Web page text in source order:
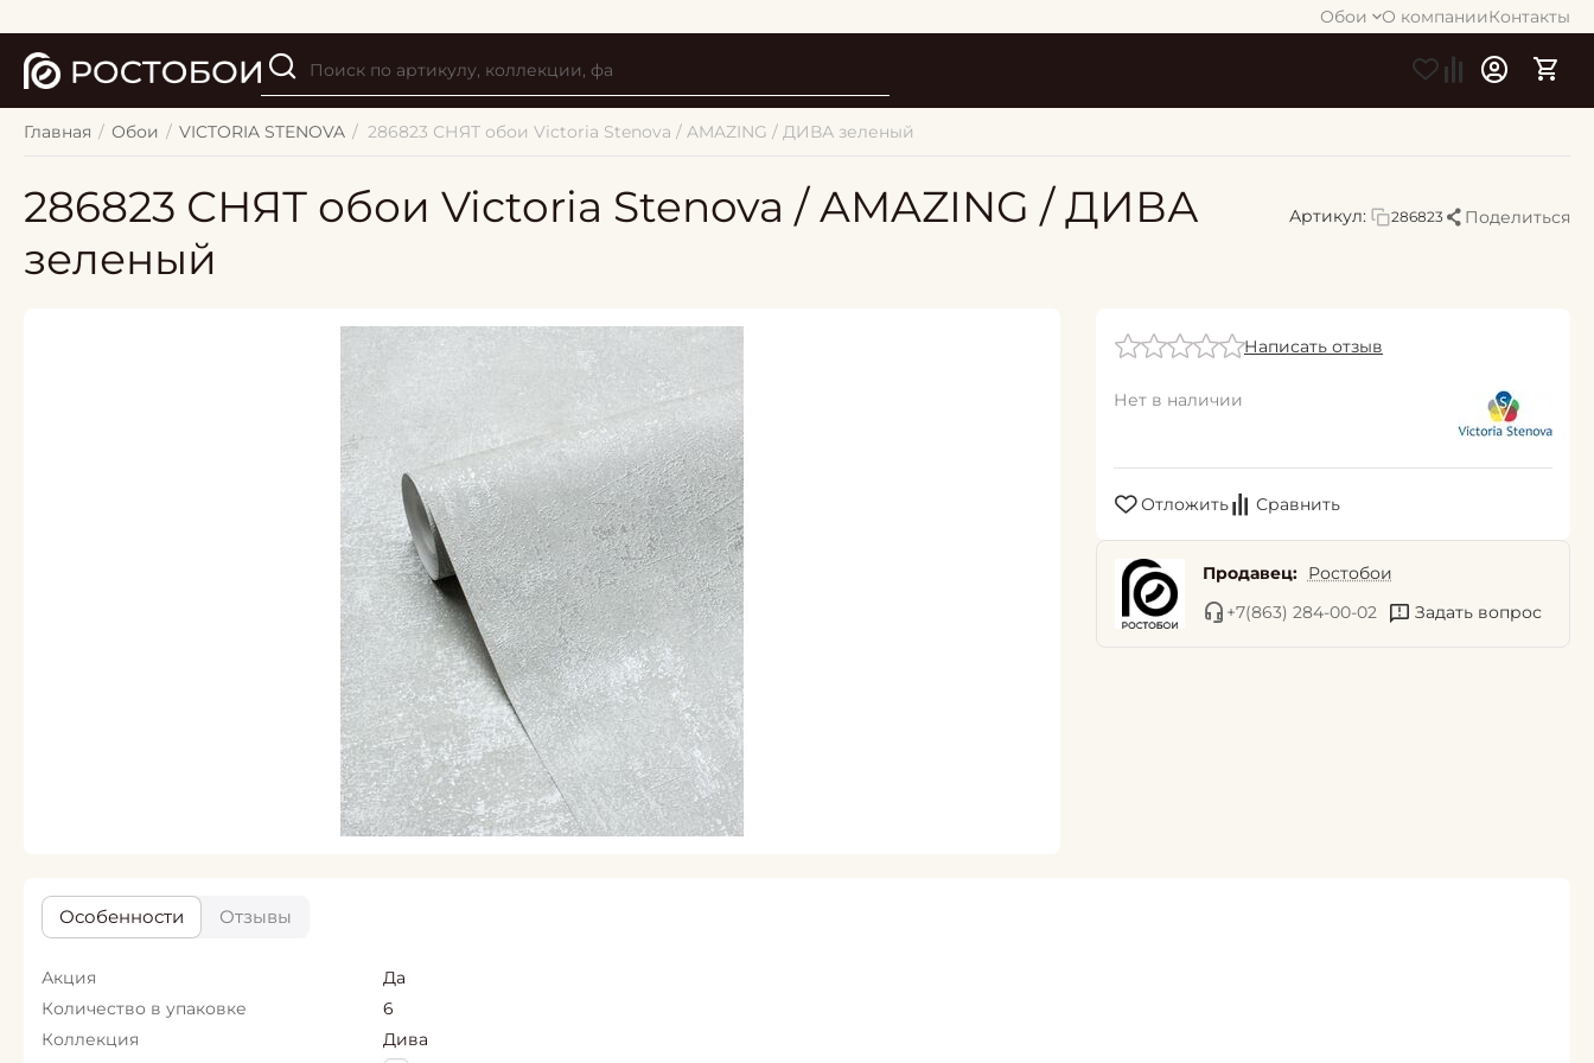
Обои О компанииКонтакты
Главная / Обои / VICTORIA STENOVA / 286823 СНЯТ обои Victoria Stenova / AMAZING / ДИВА зеленый
286823 СНЯТ обои Victoria Stenova / AMAZING / ДИВА
зеленый
Артикул: 286823 Поделиться
Написать отзыв
Нет в наличии
Отложить Сравнить
Продавец: Ростобои
+7(863) 284-00-02
Задать вопрос
Особенности Отзывы
Акция
Да
Количество в упаковке
6
Коллекция
Дива